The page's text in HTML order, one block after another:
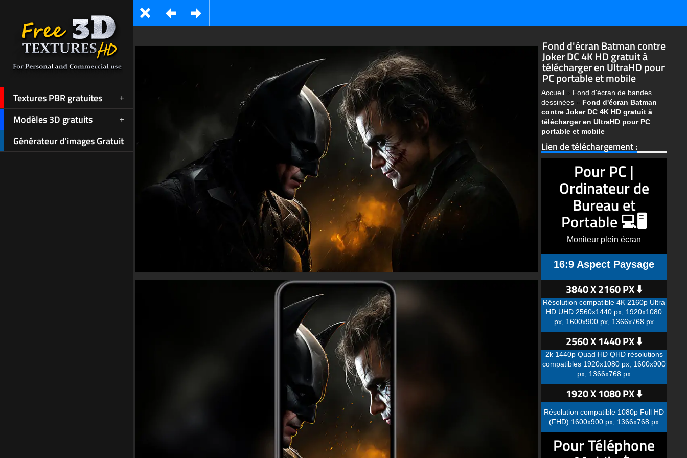
Textures PBR gratuites
Modèles 3D gratuits
Générateur d'images Gratuit
Fond d'écran Batman contre
Joker DC 4K HD gratuit à
télécharger en UltraHD pour
PC portable et mobile
Accueil » Fond d'écran de bandes
dessinées » Fond d'écran Batman
contre Joker DC 4K HD gratuit à
télécharger en UltraHD pour PC
portable et mobile
Lien de téléchargement :
Pour PC |
Ordinateur de
Bureau et
Portable 💻🖥️
Moniteur plein écran
16:9 Aspect Paysage
3840 X 2160 PX ⬇️
Résolution compatible 4K 2160p Ultra
HD UHD 2560x1440 px, 1920x1080
px, 1600x900 px, 1366x768 px
2560 X 1440 PX ⬇️
2k 1440p Quad HD QHD résolutions
compatibles 1920x1080 px, 1600x900
px, 1366x768 px
1920 X 1080 PX ⬇️
Résolution compatible 1080p Full HD
(FHD) 1600x900 px, 1366x768 px
Pour Téléphone